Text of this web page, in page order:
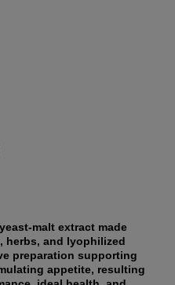
malt extract made
herbs, and lyophilized
preparation supporting
appetite, resulting